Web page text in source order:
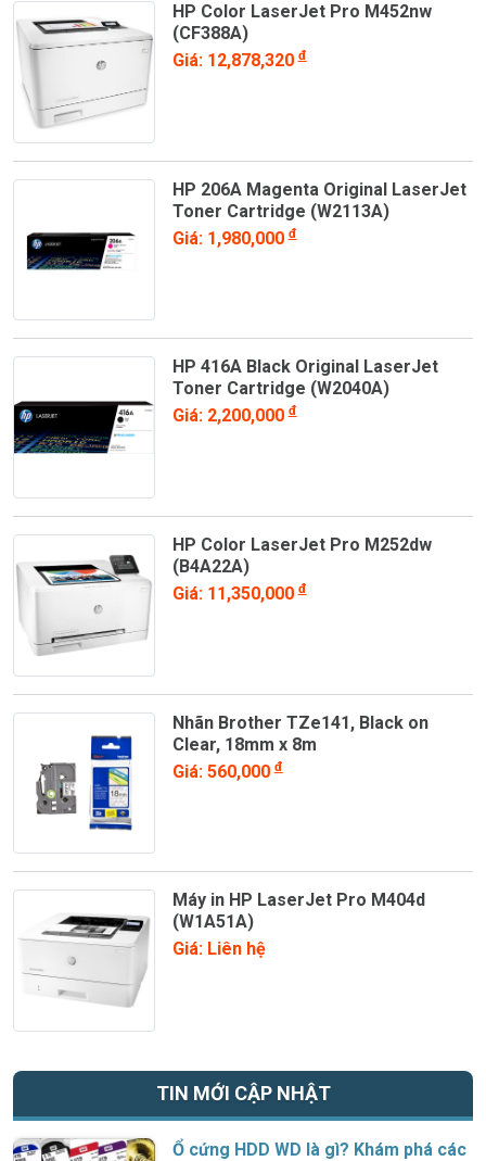
HP Color LaserJet Pro M452nw
(CF388A)
Giá: 12,878,320đ
HP 206A Magenta Original LaserJet
Toner Cartridge (W2113A)
Giá: 1,980,000đ
HP 416A Black Original LaserJet
Toner Cartridge (W2040A)
Giá: 2,200,000đ
HP Color LaserJet Pro M252dw
(B4A22A)
Giá: 11,350,000đ
Nhãn Brother TZe141, Black on
Clear, 18mm x 8m
Giá: 560,000đ
Máy in HP LaserJet Pro M404d
(W1A51A)
Giá: Liên hệ
TIN MỚI CẬP NHẬT
Ổ cứng HDD WD là gì? Khám phá các